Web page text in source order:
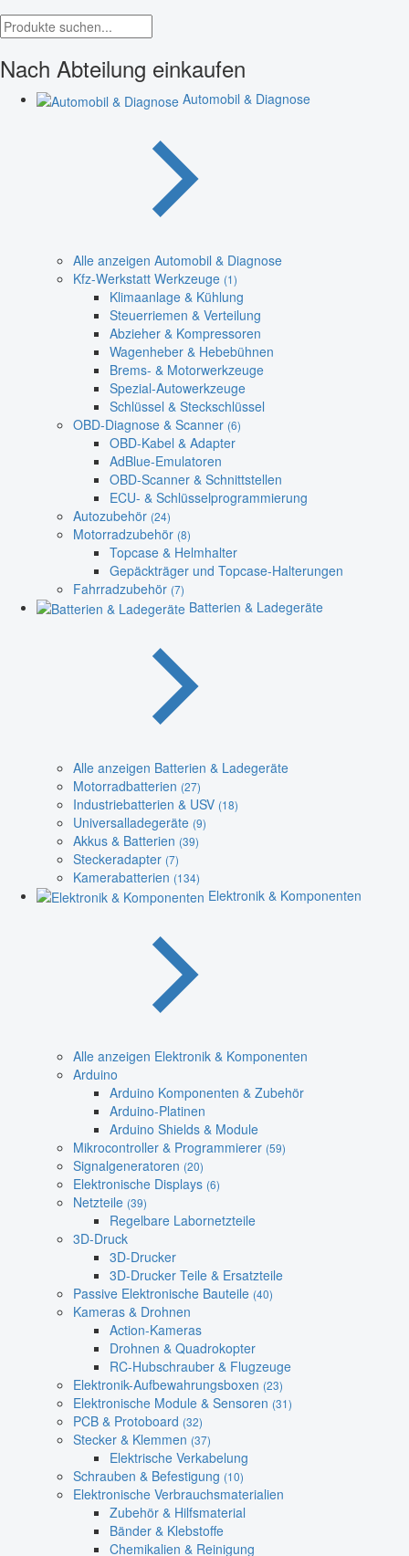
Nach Abteilung einkaufen
Automobil & Diagnose
Alle anzeigen Automobil & Diagnose
Kfz-Werkstatt Werkzeuge (1)
Klimaanlage & Kühlung
Steuerriemen & Verteilung
Abzieher & Kompressoren
Wagenheber & Hebebühnen
Brems- & Motorwerkzeuge
Spezial-Autowerkzeuge
Schlüssel & Steckschlüssel
OBD-Diagnose & Scanner (6)
OBD-Kabel & Adapter
AdBlue-Emulatoren
OBD-Scanner & Schnittstellen
ECU- & Schlüsselprogrammierung
Autozubehör (24)
Motorradzubehör (8)
Topcase & Helmhalter
Gepäckträger und Topcase-Halterungen
Fahrradzubehör (7)
Batterien & Ladegeräte
Alle anzeigen Batterien & Ladegeräte
Motorradbatterien (27)
Industriebatterien & USV (18)
Universalladegeräte (9)
Akkus & Batterien (39)
Steckeradapter (7)
Kamerabatterien (134)
Elektronik & Komponenten
Alle anzeigen Elektronik & Komponenten
Arduino
Arduino Komponenten & Zubehör
Arduino-Platinen
Arduino Shields & Module
Mikrocontroller & Programmierer (59)
Signalgeneratoren (20)
Elektronische Displays (6)
Netzteile (39)
Regelbare Labornetzteile
3D-Druck
3D-Drucker
3D-Drucker Teile & Ersatzteile
Passive Elektronische Bauteile (40)
Kameras & Drohnen
Action-Kameras
Drohnen & Quadrokopter
RC-Hubschrauber & Flugzeuge
Elektronik-Aufbewahrungsboxen (23)
Elektronische Module & Sensoren (31)
PCB & Protoboard (32)
Stecker & Klemmen (37)
Elektrische Verkabelung
Schrauben & Befestigung (10)
Elektronische Verbrauchsmaterialien
Zubehör & Hilfsmaterial
Bänder & Klebstoffe
Chemikalien & Reinigung